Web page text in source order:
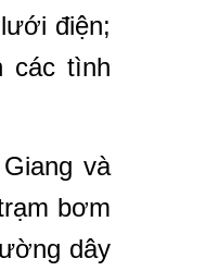
điện;
các tình
và
bơm
dây